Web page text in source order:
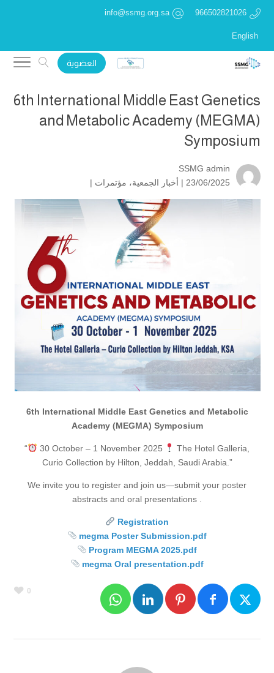
966502821026
info@ssmg.org.sa
English
العضوية
6th International Middle East Genetics
and Metabolic Academy (MEGMA)
Symposium
SSMG admin
23/06/2025 |
أخبار الجمعية، مؤتمرات |
6th International Middle East Genetics and Metabolic
Academy (MEGMA) Symposium
“ 30 October – 1 November 2025
The Hotel Galleria,
Curio Collection by Hilton, Jeddah, Saudi Arabia.”
We invite you to register and join us—submit your poster
abstracts and oral presentations .
Registration
megma Poster Submission.pdf
Program MEGMA 2025.pdf
megma Oral presentation.pdf
0